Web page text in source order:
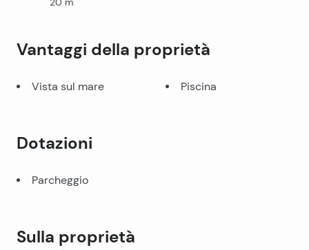
Vantaggi della proprietà
Vista sul mare Piscina
Dotazioni
Parcheggio
Sulla proprietà